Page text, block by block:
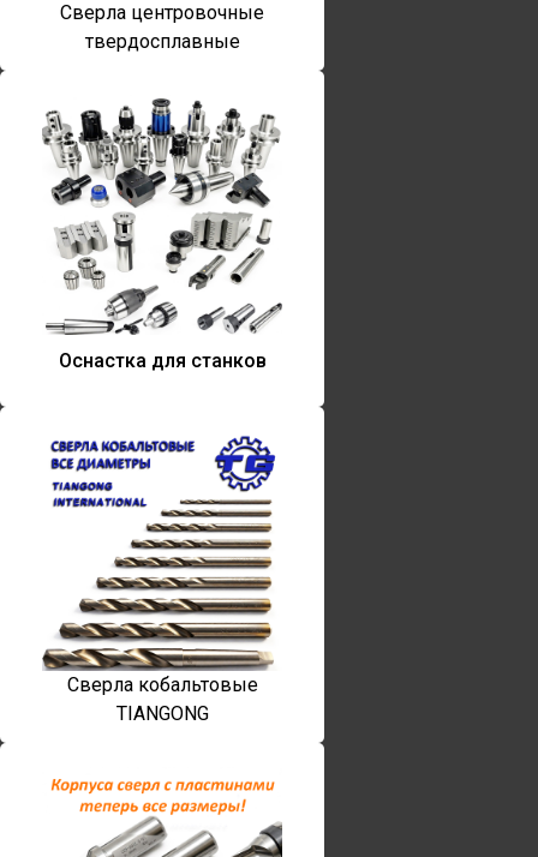
Сверла центровочные
твердосплавные
Оснастка для станков
Сверла кобальтовые
TIANGONG